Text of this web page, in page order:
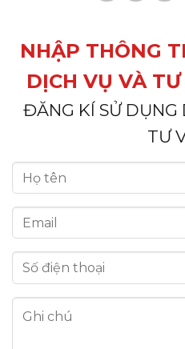
NHẬP THÔNG
DỊCH VỤ VÀ
ĐĂNG KÍ SỬ DỤNG
TƯ